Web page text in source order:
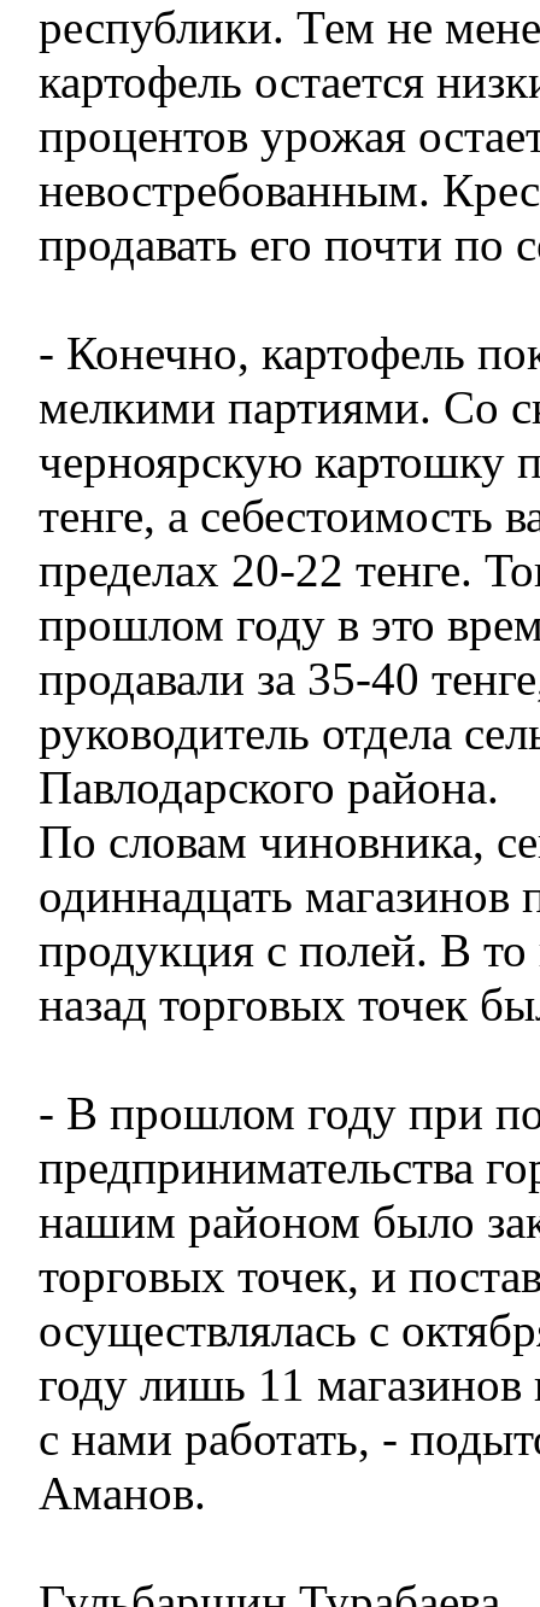
республики. Тем не
картофель остается
процентов урожая
невостребованным.
продавать его почти по
- Конечно, картофель
мелкими партиями. Со
черноярскую картошку
тенге, а себестоимость
пределах 20-22 тенге.
прошлом году в это
продавали за 35-40
руководитель отдела
Павлодарского района.
По словам чиновника,
одиннадцать магазинов
продукция с полей. В то
назад торговых точек
- В прошлом году при
предпринимательства
нашим районом было
торговых точек, и
осуществлялась с
году лишь 11 магазинов
с нами работать, -
Аманов.